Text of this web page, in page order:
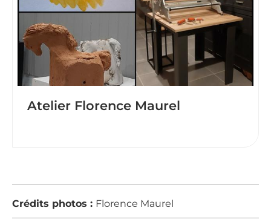
Atelier Florence Maurel
Crédits photos : Florence Maurel